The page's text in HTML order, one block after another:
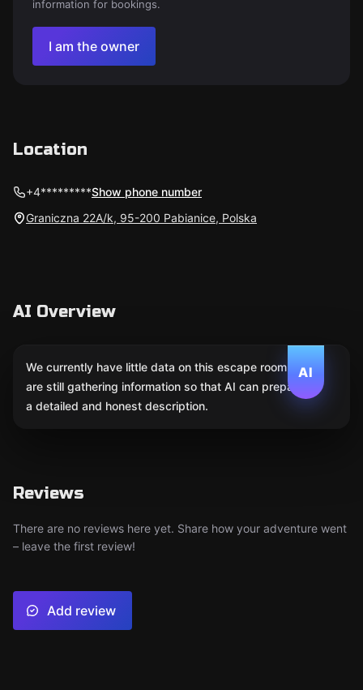
information for bookings.
I am the owner
Location
+4*********Show phone number
Graniczna 22A/k, 95-200 Pabianice, Polska
AI Overview
AI
We currently have little data on this escape room. We
are still gathering information so that AI can prepare
a detailed and honest description.
Reviews
There are no reviews here yet. Share how your adventure went
– leave the first review!
Add review